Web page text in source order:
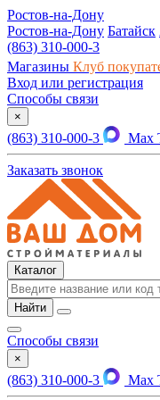
Ростов-на-Дону
Ростов-на-Дону Батайск
(863) 310-000-3
Магазины Клуб
Вход или регистрация
Способы связи
×
(863) 310-000-3 Max
Заказать звонок
Каталог
Найти
Способы связи
×
(863) 310-000-3 Max